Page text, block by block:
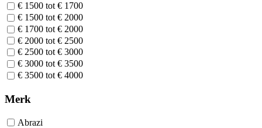
€ 1500 tot € 1700
€ 1500 tot € 2000
€ 1700 tot € 2000
€ 2000 tot € 2500
€ 2500 tot € 3000
€ 3000 tot € 3500
€ 3500 tot € 4000
Merk
Abrazi